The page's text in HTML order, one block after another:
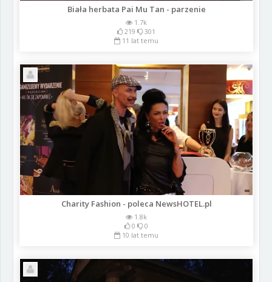
Biała herbata Pai Mu Tan - parzenie
1.7k
219
301
11 lat temu
Charity Fashion - poleca NewsHOTEL.pl
1.8k
0
0
10 lat temu